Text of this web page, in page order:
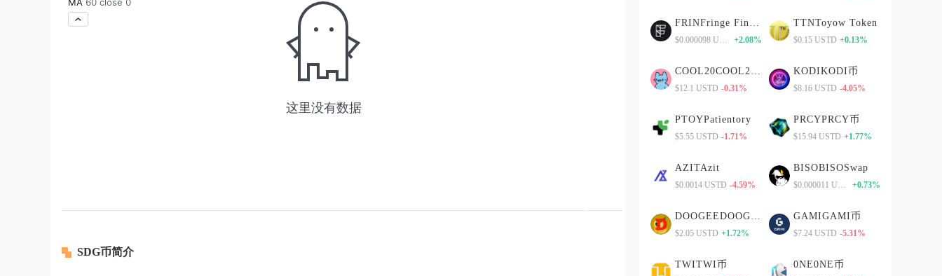
SDG币简介
FRINFringe Finance
$0.000098 USTD +2.08%
TTNToyow Token
$0.15 USTD +0.13%
COOL20COOL20币
$12.1 USTD -0.31%
KODIKODI币
$8.16 USTD -4.05%
PTOYPatientory
$5.55 USTD -1.71%
PRCYPRCY币
$15.94 USTD +1.77%
AZITAzit
$0.0014 USTD -4.59%
BISOBISOSwap
$0.000011 USTD +0.73%
DOOGEEDOOGEE币
$2.05 USTD +1.72%
GAMIGAMI币
$7.24 USTD -5.31%
TWITWI币 0NE0NE币